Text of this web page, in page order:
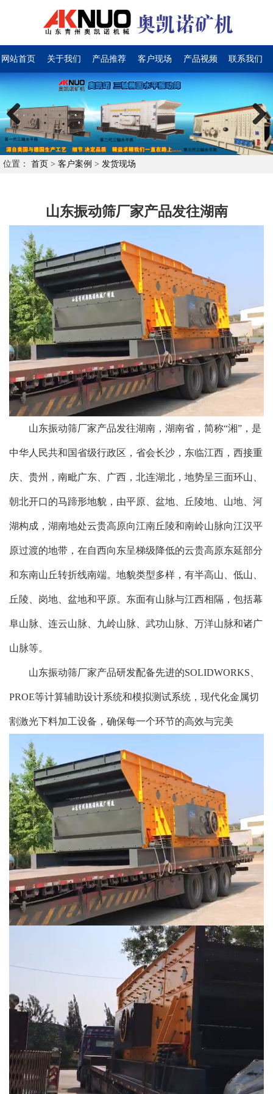
网站首页 关于我们 产品推荐 客户现场 产品视频 联系我们
Previous Next
位置： 首页 > 客户案例 > 发货现场
山东振动筛厂家产品发往湖南
山东振动筛厂家产品发往湖南 ， 湖南省，简称“湘”，是
中华人民共和国省级行政区，省会长沙，东临江西，西接重
庆、贵州，南毗广东、广西，北连湖北，地势呈三面环山、
朝北开口的马蹄形地貌，由平原、盆地、丘陵地、山地、河
湖构成，湖南地处云贵高原向江南丘陵和南岭山脉向江汉平
原过渡的地带，在自西向东呈梯级降低的云贵高原东延部分
和东南山丘转折线南端。地貌类型多样，有半高山、低山、
丘陵、岗地、盆地和平原。东面有山脉与江西相隔，包括幕
阜山脉、连云山脉、九岭山脉、武功山脉、万洋山脉和诸广
山脉等。
山东振动筛厂家产品研发配备先进的SOLIDWORKS、
PROE等计算辅助设计系统和模拟测试系统，现代化金属切
割激光下料加工设备，确保每一个环节的高效与完美